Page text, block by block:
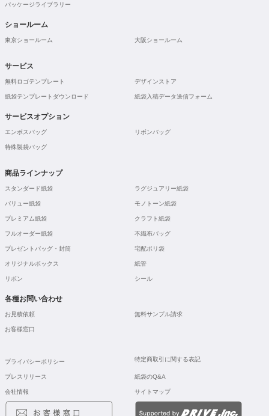
パッケージライブラリー
ショールーム
東京ショールーム 大阪ショールーム
サービス
無料ロゴテンプレート デザインストア
紙袋テンプレートダウンロード 紙袋入稿データ送信フォーム
サービスオプション
エンボスバッグ リボンバッグ
特殊製袋バッグ
商品ラインナップ
スタンダード紙袋 ラグジュアリー紙袋
バリュー紙袋 モノトーン紙袋
プレミアム紙袋 クラフト紙袋
フルオーダー紙袋 不織布バッグ
プレゼントバッグ・封筒 宅配ポリ袋
オリジナルボックス 紙管
リボン シール
各種お問い合わせ
お見積依頼 無料サンプル請求
お客様窓口
プライバシーポリシー 特定商取引に関する表記
プレスリリース 紙袋のQ&A
会社情報 サイトマップ